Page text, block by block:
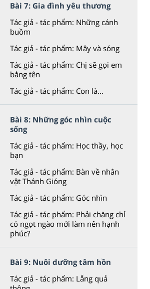
Bài 7: Gia đình yêu thương
Tác giả - tác phẩm: Những cánh
buồm
Tác giả - tác phẩm: Mây và sóng
Tác giả - tác phẩm: Chị sẽ gọi em
bằng tên
Tác giả - tác phẩm: Con là…
Bài 8: Những góc nhìn cuộc
sống
Tác giả - tác phẩm: Học thầy, học
bạn
Tác giả - tác phẩm: Bàn về nhân
vật Thánh Gióng
Tác giả - tác phẩm: Góc nhìn
Tác giả - tác phẩm: Phải chăng chỉ
có ngọt ngào mới làm nên hạnh
phúc?
Bài 9: Nuôi dưỡng tâm hồn
Tác giả - tác phẩm: Lẵng quả